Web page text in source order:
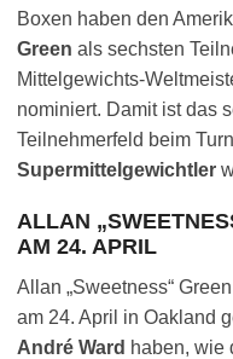
Boxen haben den
Green als sechsten
Mittelgewichts-
nominiert. Damit ist das
Teilnehmerfeld beim
Supermittelgewichtler
ALLAN
AM 24. APRIL
Allan „Sweetness“
am 24. April in Oakland
André Ward haben, wie